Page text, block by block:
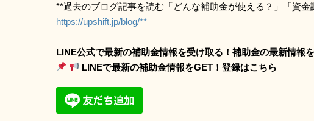
**過去のブログ記事を読む「どんな補助金が使える？」「資金
https://upshift.jp/blog/**
LINE公式で最新の補助金情報を受け取る！補助金の最新情報
LINEで最新の補助金情報をGET！登録はこちら